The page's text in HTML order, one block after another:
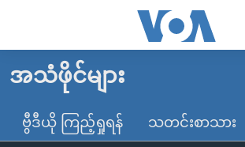
လွယ်ကူ
သည့်
မူလစာမျက်နှာ
မြန်မာ
ကမ္ဘာ့သတင်းများ
အသံဖိုင်များ
ဗွီဒီယို ကြည့်ရှုရန် သတင်းစာသား